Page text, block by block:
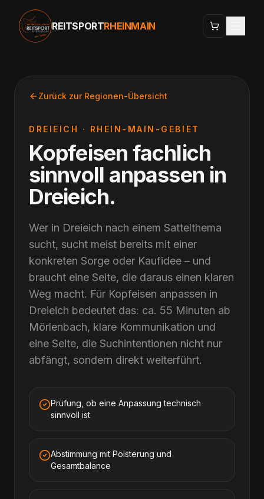
REITSPORTRHEINMAIN
Zurück zur Regionen-Übersicht
DREIEICH · RHEIN-MAIN-GEBIET
Kopfeisen fachlich
sinnvoll anpassen in
Dreieich.
Wer in Dreieich nach einem Sattelthema
sucht, sucht meist bereits mit einer
konkreten Sorge oder Kaufidee – und
braucht eine Seite, die daraus einen klaren
Weg macht. Für Kopfeisen anpassen in
Dreieich bedeutet das: ca. 55 Minuten ab
Mörlenbach, klare Kommunikation und
eine Seite, die Suchintentionen nicht nur
abfängt, sondern direkt weiterführt.
Prüfung, ob eine Anpassung technisch
sinnvoll ist
Abstimmung mit Polsterung und
Gesamtbalance